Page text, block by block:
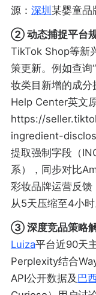
源： 深圳 某婴童品
② 动态捕捉平台
TikTok Shop等新
策更新。例如查
妆类目新增的成分
Help Center英文
https://
ingredient-
提取强制字段（
系），同步对比
彩妆品牌运营反
从5天压缩至4小时
③ 深度竞品策略
Luiza平台近90天
Perplexity结合
API公开数据及 巴